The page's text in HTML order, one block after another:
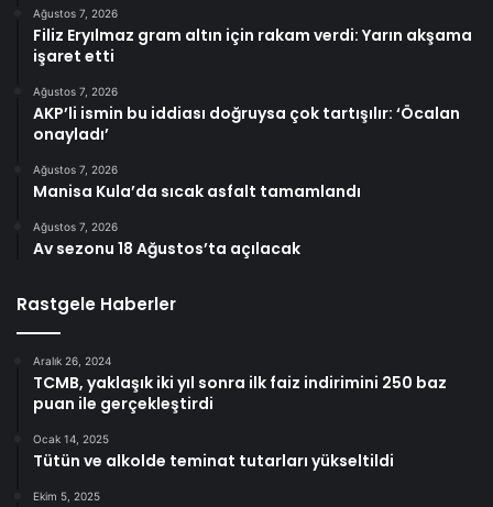
Ağustos 7, 2026
Filiz Eryılmaz gram altın için rakam verdi: Yarın akşama
işaret etti
Ağustos 7, 2026
AKP’li ismin bu iddiası doğruysa çok tartışılır: ‘Öcalan
onayladı’
Ağustos 7, 2026
Manisa Kula’da sıcak asfalt tamamlandı
Ağustos 7, 2026
Av sezonu 18 Ağustos’ta açılacak
Rastgele Haberler
Aralık 26, 2024
TCMB, yaklaşık iki yıl sonra ilk faiz indirimini 250 baz
puan ile gerçekleştirdi
Ocak 14, 2025
Tütün ve alkolde teminat tutarları yükseltildi
Ekim 5, 2025